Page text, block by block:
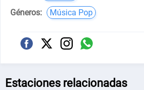
Géneros:
Música Pop
Estaciones relacionadas